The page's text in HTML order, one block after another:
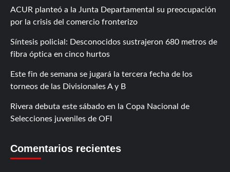
ACUR planteó a la Junta Departamental su preocupación
por la crisis del comercio fronterizo
Síntesis policial: Desconocidos sustrajeron 680 metros de
fibra óptica en cinco hurtos
Este fin de semana se jugará la tercera fecha de los
torneos de las Divisionales A y B
Rivera debuta este sábado en la Copa Nacional de
Selecciones juveniles de OFI
Comentarios recientes